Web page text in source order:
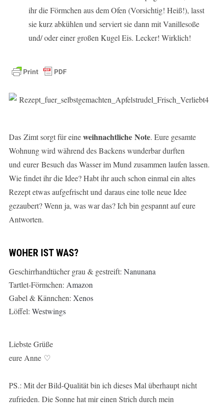
ihr die Förmchen aus dem Ofen (Vorsichtig! Heiß!), lasst
sie kurz abkühlen und serviert sie dann mit Vanillesoße
und/ oder einer großen Kugel Eis. Lecker! Wirklich!
Das Zimt sorgt für eineweihnachtliche Note. Eure gesamte
Wohnung wird während des Backens wunderbar durften
und eurer Besuch das Wasser im Mund zusammen laufen lassen.
Wie findet ihr die Idee? Habt ihr auch schon einmal ein altes
Rezept etwas aufgefrischt und daraus eine tolle neue Idee
gezaubert? Wenn ja, was war das? Ich bin gespannt auf eure
Antworten.
WOHER IST WAS?
Geschirrhandtücher grau & gestreift: Nanunana
Tartlet-Förmchen: Amazon
Gabel & Kännchen: Xenos
Löffel: Westwings
Liebste Grüße
eure Anne ♡
PS.: Mit der Bild-Qualität bin ich dieses Mal überhaupt nicht
zufrieden. Die Sonne hat mir einen Strich durch mein